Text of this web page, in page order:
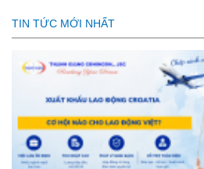
TIN TỨC MỚI NHẤT